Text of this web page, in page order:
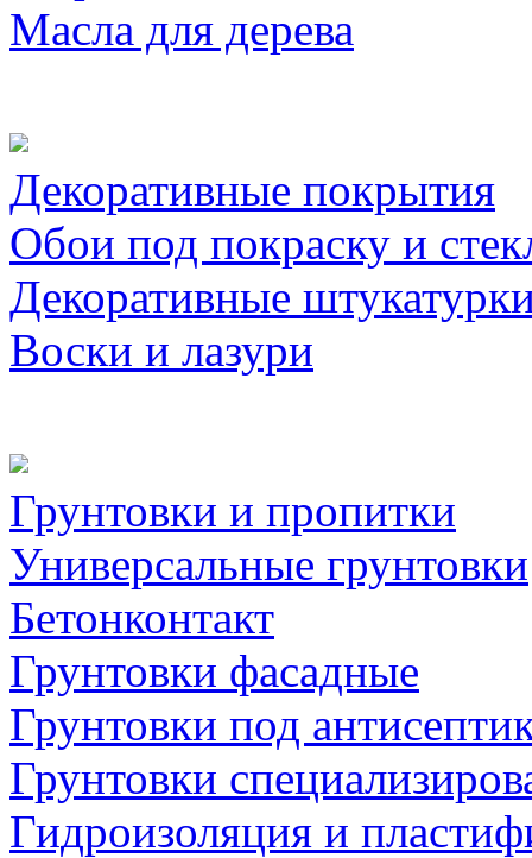
Масла для дерева
Декоративные покрытия
Обои под покраску и
Декоративные
Воски и лазури
Грунтовки и пропитки
Универсальные грунтовки
Бетонконтакт
Грунтовки фасадные
Грунтовки под
Грунтовки
Гидроизоляция и